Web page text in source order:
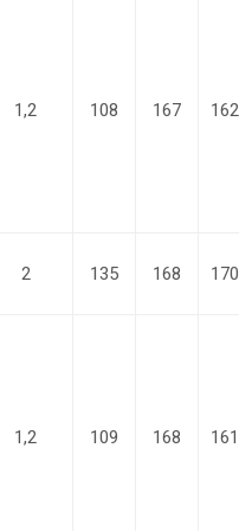
1,2 108 167 162
2 135 168 170
1,2 109 168 161